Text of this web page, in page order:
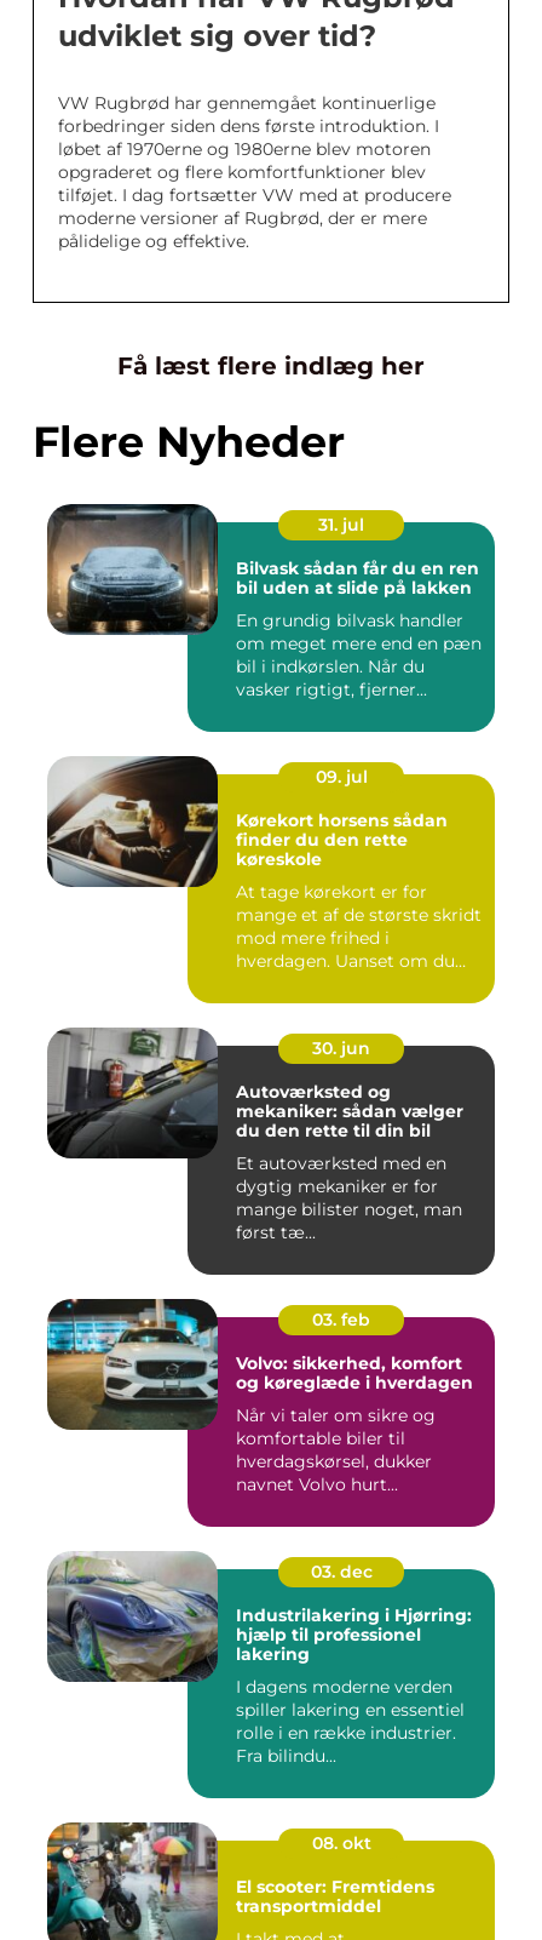
udviklet sig over tid?
VW Rugbrød har gennemgået kontinuerlige
forbedringer siden dens første introduktion. I
løbet af 1970erne og 1980erne blev motoren
opgraderet og flere komfortfunktioner blev
tilføjet. I dag fortsætter VW med at producere
moderne versioner af Rugbrød, der er mere
pålidelige og effektive.
Få læst flere indlæg her
Flere Nyheder
31. jul
Bilvask sådan får du en ren
bil uden at slide på lakken
En grundig bilvask handler
om meget mere end en pæn
bil i indkørslen. Når du
vasker rigtigt, fjerner...
09. jul
Kørekort horsens sådan
finder du den rette
køreskole
At tage kørekort er for
mange et af de største skridt
mod mere frihed i
hverdagen. Uanset om du
30. jun
Autoværksted og
mekaniker: sådan vælger
du den rette til din bil
Et autoværksted med en
dygtig mekaniker er for
mange bilister noget, man
først tæ...
03. feb
Volvo: sikkerhed, komfort
og køreglæde i hverdagen
Når vi taler om sikre og
komfortable biler til
hverdagskørsel, dukker
navnet Volvo hurt...
03. dec
Industrilakering i Hjørring:
hjælp til professionel
lakering
I dagens moderne verden
spiller lakering en essentiel
rolle i en række industrier.
Fra bilindu...
08. okt
El scooter: Fremtidens
transportmiddel